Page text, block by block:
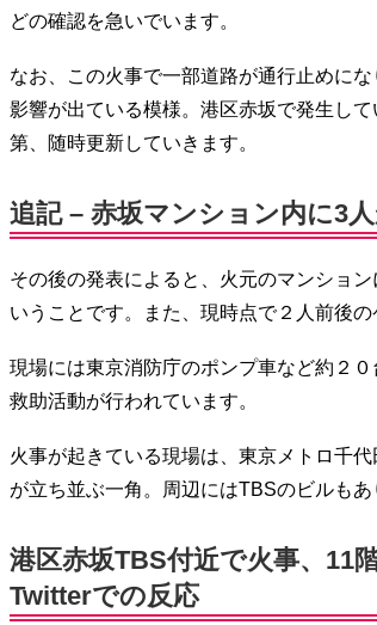
どの確認を急いでいます。
なお、この火事で一部道路が通行止めに
影響が出ている模様。港区赤坂で発生し
第、随時更新していきます。
追記 – 赤坂マンション内に3
その後の発表によると、火元のマンショ
いうことです。また、現時点で２人前後の
現場には東京消防庁のポンプ車など約２
救助活動が行われています。
火事が起きている現場は、東京メトロ千
が立ち並ぶ一角。周辺にはTBSのビルもあ
港区赤坂TBS付近で火事、11
Twitterでの反応